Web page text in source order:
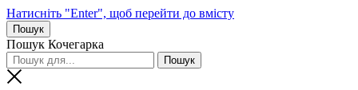
Натисніть "Enter", щоб перейти до вмісту
Пошук
Пошук Кочегарка